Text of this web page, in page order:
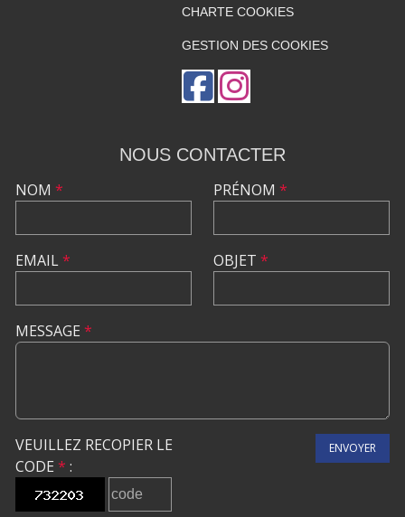
CHARTE COOKIES
GESTION DES COOKIES
NOUS CONTACTER
NOM *
EMAIL*
PRÉNOM *
OBJET *
MESSAGE *
VEUILLEZ RECOPIER LE
CODE * :
ENVOYER